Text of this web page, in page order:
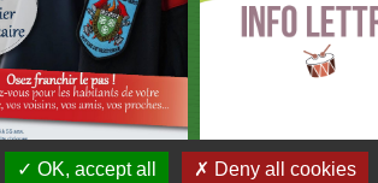
OK, accept all Deny all cookies